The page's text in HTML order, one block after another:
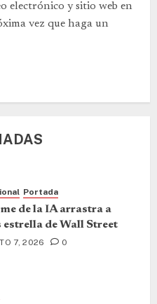
electrónico y sitio web en
vez que haga un
Portada
de la IA arrastra a
de Wall Street
7, 2026 0